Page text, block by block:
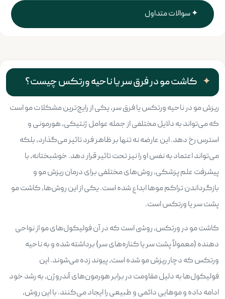
سوالات متداول
کاشت مو در فرق سر یا ناحیه ورتکس چیست؟
ریزش مو در ناحیه ورتکس یا فرق سر، یکی از رایج‌ترین مشکلات مو است
که می‌تواند به دلایل مختلفی از جمله عوامل ژنتیکی، هورمونی و
استرس رخ دهد. این عارضه نه تنها بر ظاهر فرد تاثیر می‌گذارد، بلکه
می‌تواند اعتماد به نفس او را نیز تحت تاثیر قرار دهد. خوشبختانه، با
پیشرفت علم پزشکی، روش‌های مختلفی برای درمان ریزش مو و
بازگرداندن تراکم موها ابداع شده است. یکی از این روش‌ها، کاشت مو
پشت سر یا ورتکس است.
کاشت مو در ورتکس، روشی است که در آن فولیکول‌های مو از نواحی
دهنده (معمولاً پشت سر یا کناره‌های سر) برداشته شده و به ناحیه
ورتکس که دچار ریزش مو شده است، پیوند زده می‌شوند. این
فولیکول‌ها به دلیل مقاومت در برابر هورمون‌های آندروژن، به رشد خود
ادامه داده و موهایی دائمی و طبیعی را ایجاد می‌کنند. با این روش،